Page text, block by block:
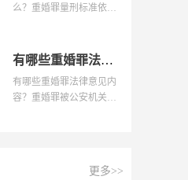
么？重婚罪量刑标准依据
案，1、本人有配偶而又有哪些重婚罪法律意见内容？重婚罪被公安机关逮捕后可以做什么？
有哪些重婚罪法律意见内
容？重婚罪被公安机关逮
更多>>